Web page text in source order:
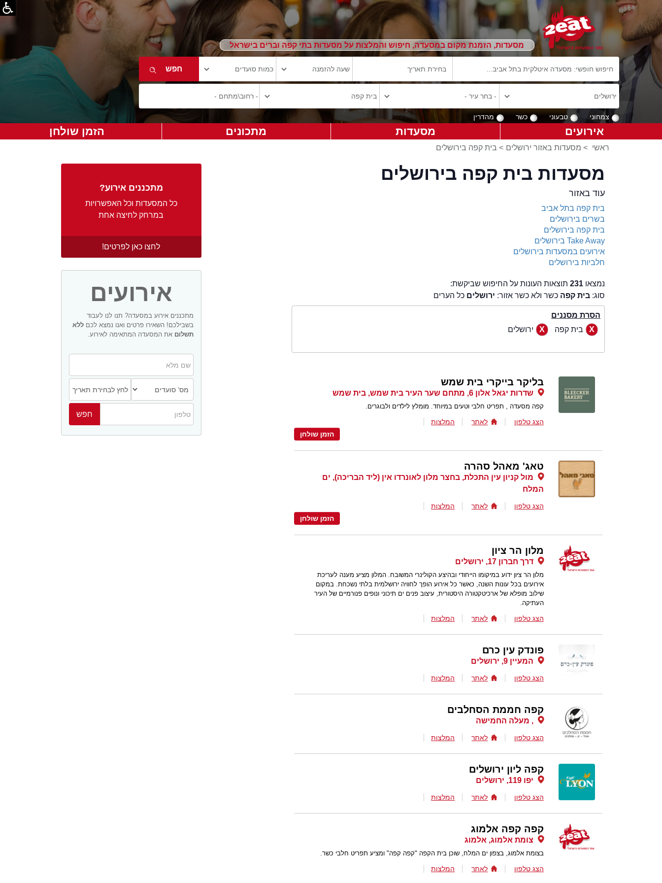
מסעדות, הזמנת מקום במסעדה, חיפוש והמלצות על מסעדות בתי קפה וברים בישראל
צמחוני טבעוני כשר מהדרין
אירועים מסעדות מתכונים הזמן שולחן
ראשי > מסעדות באזור ירושלים > בית קפה בירושלים
מתכננים אירוע?
כל המסעדות וכל האפשרויות
במרחק לחיצה אחת
לחצו כאן לפרטים!
אירועים
מתכננים אירוע במסעדה? תנו לנו לעבוד
בשבילכם! השאירו פרטים ואנו נמצא לכם ללא
תשלום את המסעדה המתאימה לאירוע.
מסעדות בית קפה בירושלים
עוד באזור
בית קפה בתל אביב
בשרים בירושלים
בית קפה בירושלים
Take Away בירושלים
אירועים במסעדות בירושלים
חלביות בירושלים
נמצאו 231תוצאות העונות על החיפוש שביקשת:
סוג: בית קפה כשר ולא כשר אזור: ירושלים כל הערים
הסרת מסננים
בית קפה
ירושלים
בליקר בייקרי בית שמש
שדרות יגאל אלון 6, מתחם שער העיר בית שמש, בית שמש
קפה מסעדה , תפריט חלבי וטעים במיוחד. מומלץ לילדים ולבוגרים.
הצג טלפון לאתר
המלצות
הזמן שולחן
טאג' מאהל סהרה
מול קניון עין התכלת, בחצר מלון לאונרדו אין (ליד הבריכה), ים
המלח
הצג טלפון לאתר
המלצות
הזמן שולחן
מלון הר ציון
דרך חברון 17, ירושלים
מלון הר ציון ידוע במיקומו הייחודי ובהיצע הקולינרי המשובח. המלון מציע מענה לעריכת
אירועים בכל עונות השנה, כאשר כל אירוע הופך לחוויה ירושלמית בלתי נשכחת. במקום
שילוב מופלא של ארכיטקטורה היסטורית, עיצוב פנים ים תיכוני ונופים פנורמיים של העיר
העתיקה.
הצג טלפון לאתר המלצות
פונדק עין כרם
המעיין 9, ירושלים
הצג טלפון לאתר המלצות
קפה חממת הסחלבים
, מעלה החמישה
הצג טלפון לאתר המלצות
קפה ליון ירושלים
יפו 119, ירושלים
הצג טלפון לאתר המלצות
קפה קפה אלמוג
צומת אלמוג, אלמוג
בצומת אלמוג, בצפון ים המלח, שוכן בית הקפה "קפה קפה" ומציע תפריט חלבי כשר.
הצג טלפון לאתר המלצות